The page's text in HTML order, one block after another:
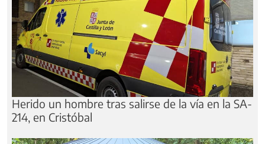
Herido un hombre tras salirse de la vía en la SA-
214, en Cristóbal